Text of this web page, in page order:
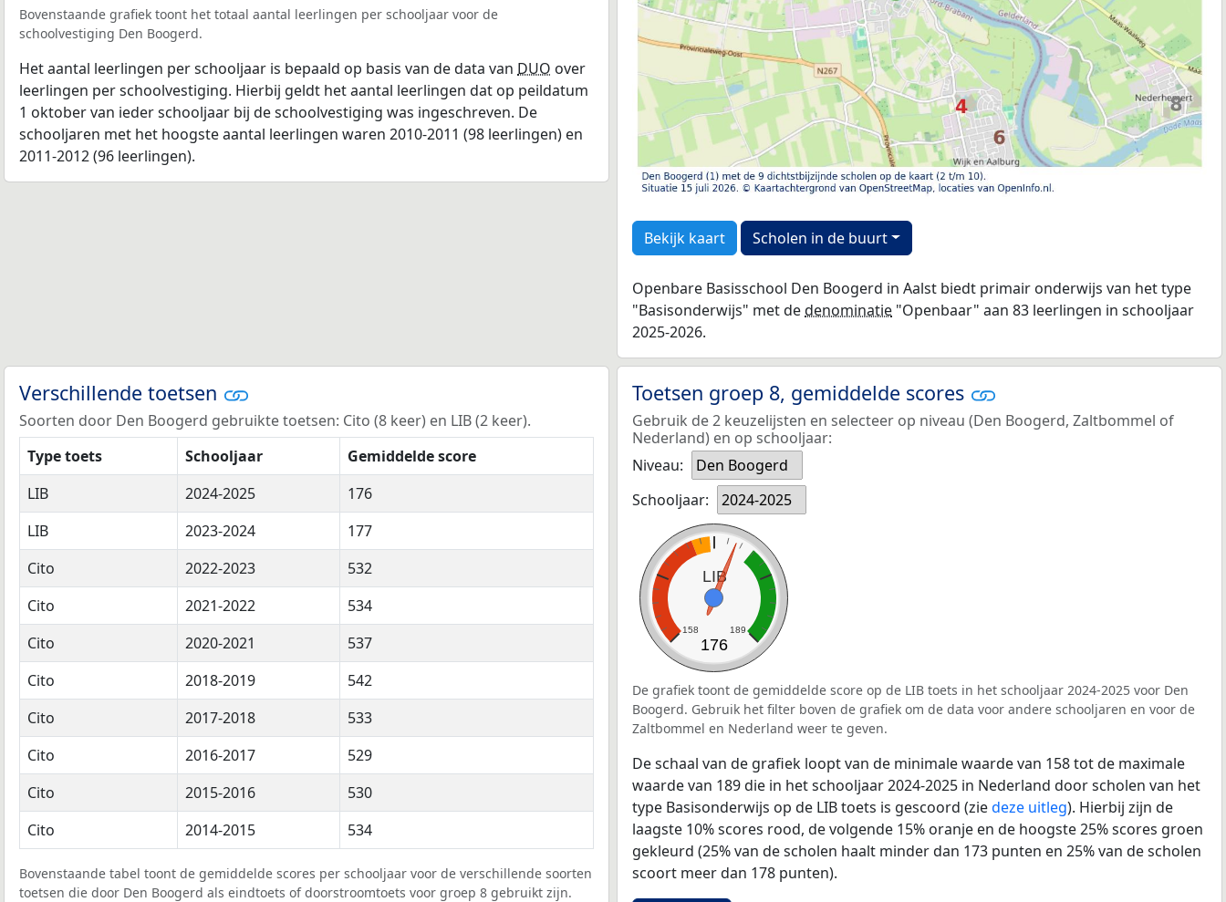
Bovenstaande grafiek toont het totaal aantal leerlingen per schooljaar voor de
schoolvestiging Den Boogerd.
Het aantal leerlingen per schooljaar is bepaald op basis van de data van DUO over
leerlingen per schoolvestiging. Hierbij geldt het aantal leerlingen dat op peildatum
1 oktober van ieder schooljaar bij de schoolvestiging was ingeschreven. De
schooljaren met het hoogste aantal leerlingen waren 2010-2011 (98 leerlingen) en
2011-2012 (96 leerlingen).
Bekijk kaart Scholen in de buurt
Openbare Basisschool Den Boogerd in Aalst biedt primair onderwijs van het type
"Basisonderwijs" met dedenominatie "Openbaar" aan 83 leerlingen in schooljaar
2025-2026.
Verschillende toetsen
Soorten door Den Boogerd gebruikte toetsen: Cito (8 keer) en LIB (2 keer).
Type toets
Schooljaar
Gemiddelde score
LIB
2024-2025
176
LIB
2023-2024
177
Cito
2022-2023
532
Cito
2021-2022
534
Cito
2020-2021
537
Cito
2018-2019
542
Cito
2017-2018
533
Cito
2016-2017
529
Cito
2015-2016
530
Cito
2014-2015 534
Bovenstaande tabel toont de gemiddelde scores per schooljaar voor de verschillende soorten
toetsen die door Den Boogerd als eindtoets of doorstroomtoets voor groep 8 gebruikt zijn.
Toetsen groep 8, gemiddelde scores
Gebruik de 2 keuzelijsten en selecteer op niveau (Den Boogerd, Zaltbommel of
Nederland) en op schooljaar:
Niveau:
Den Boogerd
Schooljaar:
2024-2025
LIB
158 189
176
De grafiek toont de gemiddelde score op de LIB toets in het schooljaar 2024-2025 voor Den
Boogerd. Gebruik het filter boven de grafiek om de data voor andere schooljaren en voor de
Zaltbommel en Nederland weer te geven.
De schaal van de grafiek loopt van de minimale waarde van 158 tot de maximale
waarde van 189 die in het schooljaar 2024-2025 in Nederland door scholen van het
type Basisonderwijs op de LIB toets is gescoord (ziedeze uitleg). Hierbij zijn de
laagste 10% scores rood, de volgende 15% oranje en de hoogste 25% scores groen
gekleurd (25% van de scholen haalt minder dan 173 punten en 25% van de scholen
scoort meer dan 178 punten).